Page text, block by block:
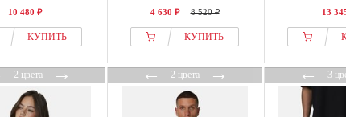
10 480 ₽
КУПИТЬ
4 630 ₽ 8 520 ₽
КУПИТЬ
13
2 цвета→ ←2 цвета→ ←3